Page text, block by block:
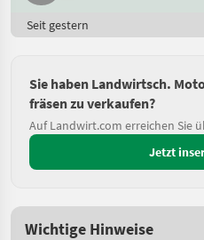
Seit gestern
Sie haben Landwirtsch.
fräsen zu verkaufen?
Auf Landwirt.com erreichen Sie
Jetzt
Wichtige Hinweise